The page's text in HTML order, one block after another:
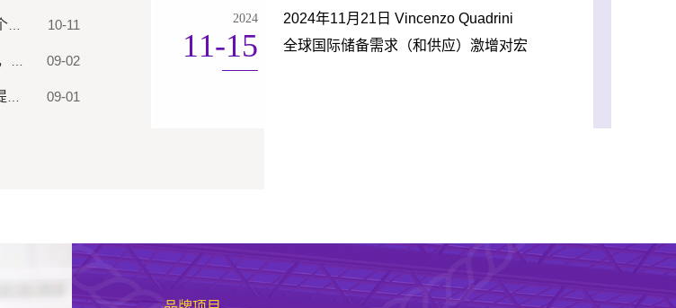
学院教授汤
文科资深教
10-11
09-02
09-01
2024
11-15
2024年11月21日 Vincenzo Quadrini
全球国际储备需求（和供应）激增对宏
“免费”内容产品核算问题研究
承接国务院有关部委和企事业单位课题